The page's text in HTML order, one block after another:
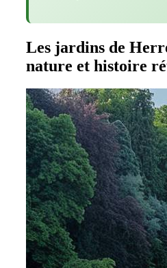
Les jardins de
nature et histoire